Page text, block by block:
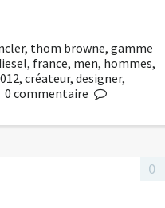
, thom browne,gamme
, france, men, hommes,
, créateur, designer,
0 commentaire
0